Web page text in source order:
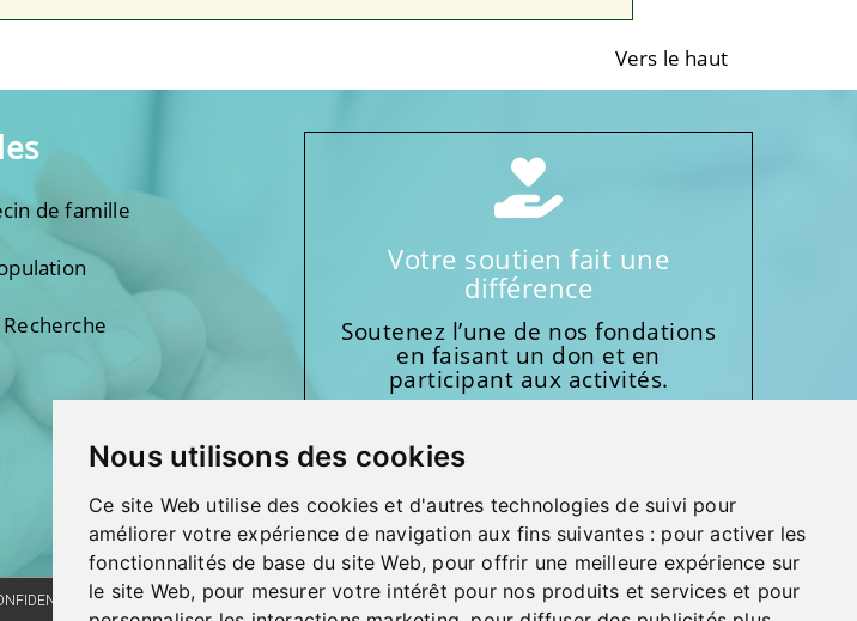
Nous utilisons des cookies
Ce site Web utilise des cookies et d'autres technologies de suivi pour
améliorer votre expérience de navigation aux fins suivantes : pour activer les
fonctionnalités de base du site Web, pour offrir une meilleure expérience sur
le site Web, pour mesurer votre intérêt pour nos produits et services et pour
Vers le haut
de famille
Votre soutien fait une
différence
Soutenez l’une de nos fondations
en faisant un don et en
participant aux activités.
RÉALISATION DU SITE COMMENTAIRES, SUGGESTIONS, REMERCIEMENTS